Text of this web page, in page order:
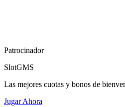
Patrocinador
SlotGMS
Las mejores cuotas y bonos de
Jugar Ahora